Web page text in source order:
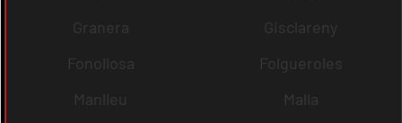
Granera
Gisclareny
Fonollosa
Folgueroles
Manlleu
Malla